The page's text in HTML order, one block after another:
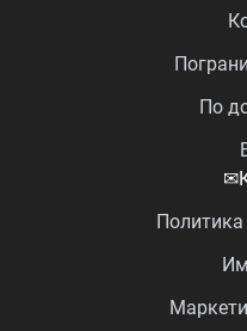
По
✉